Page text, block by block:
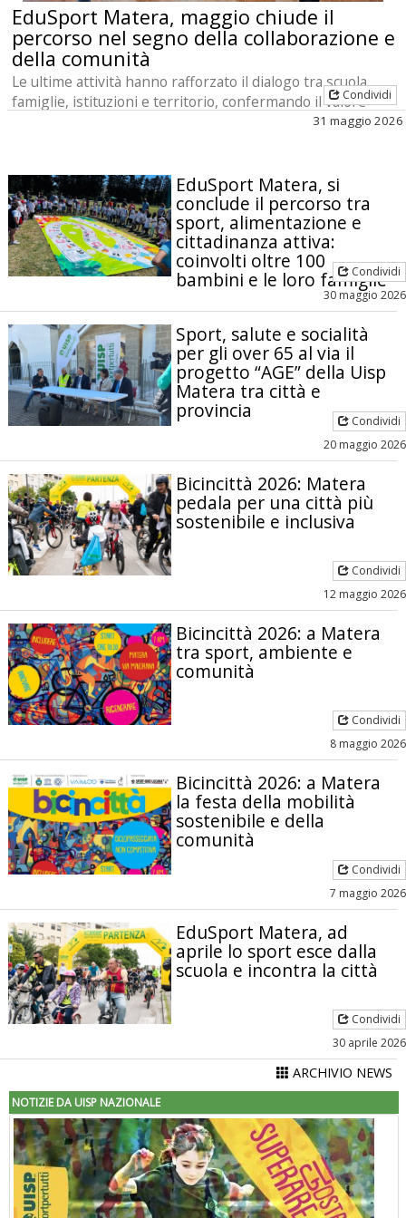
EduSport Matera, maggio chiude il
percorso nel segno della collaborazione e
della comunità
Le ultime attività hanno rafforzato il dialogo tra scuola,
famiglie, istituzioni e territorio, confermando il valore
educativo del progetto.
Condividi
31 maggio 2026
EduSport Matera, si
conclude il percorso tra
sport, alimentazione e
cittadinanza attiva:
coinvolti oltre 100
bambini e le loro famiglie
Condividi
30 maggio 2026
Sport, salute e socialità
per gli over 65 al via il
progetto “AGE” della Uisp
Matera tra città e
provincia
Condividi
20 maggio 2026
Bicincittà 2026: Matera
pedala per una città più
sostenibile e inclusiva
Condividi
12 maggio 2026
Bicincittà 2026: a Matera
tra sport, ambiente e
comunità
Condividi
8 maggio 2026
Bicincittà 2026: a Matera
la festa della mobilità
sostenibile e della
comunità
Condividi
7 maggio 2026
EduSport Matera, ad
aprile lo sport esce dalla
scuola e incontra la città
Condividi
30 aprile 2026
ARCHIVIO NEWS
NOTIZIE DA UISP NAZIONALE